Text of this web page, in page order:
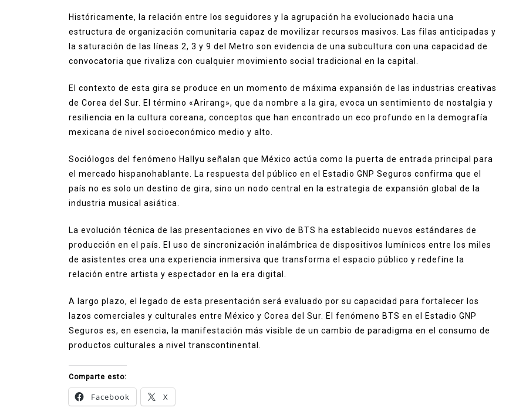
Históricamente, la relación entre los seguidores y la agrupación ha evolucionado hacia una
estructura de organización comunitaria capaz de movilizar recursos masivos. Las filas anticipadas y
la saturación de las líneas 2, 3 y 9 del Metro son evidencia de una subcultura con una capacidad de
convocatoria que rivaliza con cualquier movimiento social tradicional en la capital.
El contexto de esta gira se produce en un momento de máxima expansión de las industrias creativas
de Corea del Sur. El término «Arirang», que da nombre a la gira, evoca un sentimiento de nostalgia y
resiliencia en la cultura coreana, conceptos que han encontrado un eco profundo en la demografía
mexicana de nivel socioeconómico medio y alto.
Sociólogos del fenómeno Hallyu señalan que México actúa como la puerta de entrada principal para
el mercado hispanohablante. La respuesta del público en el Estadio GNP Seguros confirma que el
país no es solo un destino de gira, sino un nodo central en la estrategia de expansión global de la
industria musical asiática.
La evolución técnica de las presentaciones en vivo de BTS ha establecido nuevos estándares de
producción en el país. El uso de sincronización inalámbrica de dispositivos lumínicos entre los miles
de asistentes crea una experiencia inmersiva que transforma el espacio público y redefine la
relación entre artista y espectador en la era digital.
A largo plazo, el legado de esta presentación será evaluado por su capacidad para fortalecer los
lazos comerciales y culturales entre México y Corea del Sur. El fenómeno BTS en el Estadio GNP
Seguros es, en esencia, la manifestación más visible de un cambio de paradigma en el consumo de
productos culturales a nivel transcontinental.
Comparte esto:
Facebook X